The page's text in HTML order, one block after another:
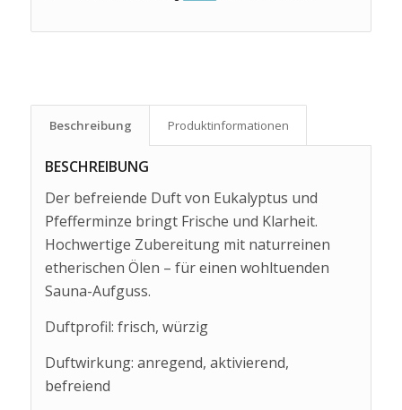
Beschreibung Produkt­informationen
BESCHREIBUNG
Der befreiende Duft von Eukalyptus und
Pfefferminze bringt Frische und Klarheit.
Hochwertige Zubereitung mit naturreinen
etherischen Ölen – für einen wohltuenden
Sauna-Aufguss.
Duftprofil: frisch, würzig
Duftwirkung: anregend, aktivierend,
befreiend